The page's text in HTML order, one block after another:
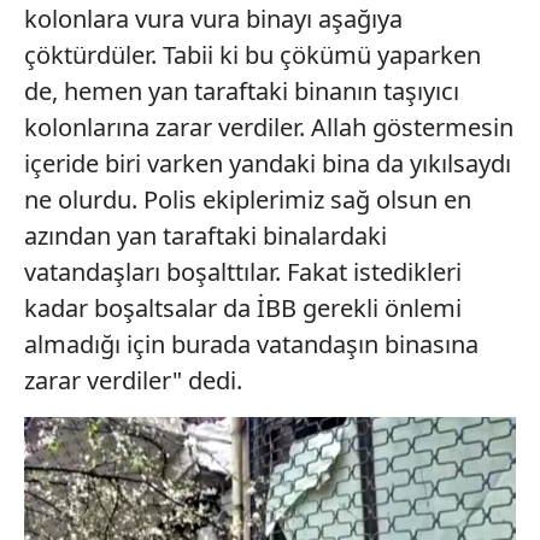
kullanılmaktadır. Diğer çerezler, sitemizin daha işlevsel
kılınması ve kişiselleştirilmesi ve sizlere yönelik
reklam/pazarlama faaliyetlerinin yapılması, amaçlarıyla
sınırlı olarak açık rızanız dahilinde kullanılacaktır.
Çerezlere ilişkin tercihlerinizi aşağıda yer alan panel
vasıtasıyla belirleyebilirsiniz. Çerezlere ilişkin detaylı bilgi
için Ayarlar butonuna tıklayabilir,
Çerez Bilgilendirme
Metnimizi ziyaret edebilirsiniz.
6698 sayılı Kişisel Verilerin Korunması Kanunu uyarınca
hazırlanmış Aydınlatma Metnimizi okumak ve sitemizde
ilgili mevzuata uygun olarak kullanılan çerezlerle ilgili bilgi
almak için lütfentıklayınız
kolonlara vura vura binayı aşağıya
çöktürdüler. Tabii ki bu çökümü yaparken
de, hemen yan taraftaki binanın taşıyıcı
kolonlarına zarar verdiler. Allah göstermesin
içeride biri varken yandaki bina da yıkılsaydı
ne olurdu. Polis ekiplerimiz sağ olsun en
azından yan taraftaki binalardaki
vatandaşları boşalttılar. Fakat istedikleri
kadar boşaltsalar da İBB gerekli önlemi
almadığı için burada vatandaşın binasına
zarar verdiler" dedi.